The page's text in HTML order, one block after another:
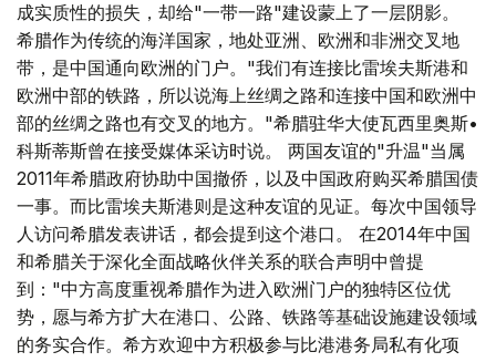
成实质性的损失，却给"一带一路"建设蒙上了一层阴影。
希腊作为传统的海洋国家，地处亚洲、欧洲和非洲交叉地
带，是中国通向欧洲的门户。"我们有连接比雷埃夫斯港和
欧洲中部的铁路，所以说海上丝绸之路和连接中国和欧洲中
部的丝绸之路也有交叉的地方。"希腊驻华大使瓦西里奥斯•
科斯蒂斯曾在接受媒体采访时说。 两国友谊的"升温"当属
2011年希腊政府协助中国撤侨，以及中国政府购买希腊国债
一事。而比雷埃夫斯港则是这种友谊的见证。每次中国领导
人访问希腊发表讲话，都会提到这个港口。 在2014年中国
和希腊关于深化全面战略伙伴关系的联合声明中曾提
到："中方高度重视希腊作为进入欧洲门户的独特区位优
势，愿与希方扩大在港口、公路、铁路等基础设施建设领域
的务实合作。希方欢迎中方积极参与比港港务局私有化项